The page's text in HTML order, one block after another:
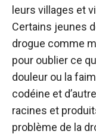
leurs villages et
Certains jeunes
drogue comme
pour oublier ce
douleur ou la
codéine et
racines et
problème de la